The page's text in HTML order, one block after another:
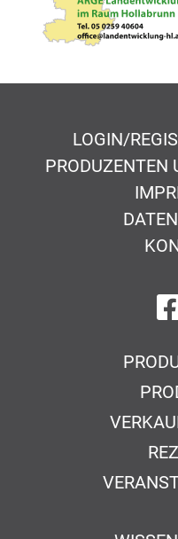
LOGIN/
PRODUZENTEN